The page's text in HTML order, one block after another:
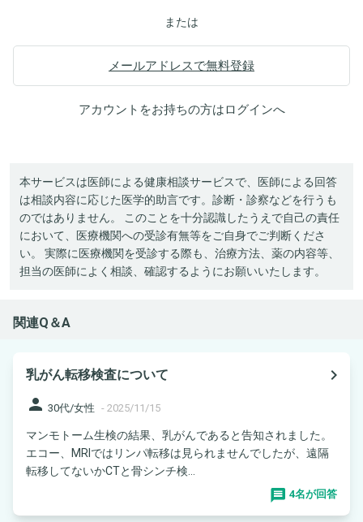
または
メールアドレスで無料登録
アカウントをお持ちの方はログインへ
本サービスは医師による健康相談サービスで、医師による回答
は相談内容に応じた医学的助言です。診断・診察などを行うも
のではありません。 このことを十分認識したうえで自己の責任
において、医療機関への受診有無等をご自身でご判断くださ
い。 実際に医療機関を受診する際も、治療方法、薬の内容等、
担当の医師によく相談、確認するようにお願いいたします。
関連Q＆A
乳がん転移検査について
navigate_next
person 30代/女性 - 2025/11/15
マンモトーム生検の結果、乳がんであると告知されました。
エコー、MRIではリンパ転移は見られませんでしたが、遠隔
転移してないかCTと骨シンチ検...
4名が回答